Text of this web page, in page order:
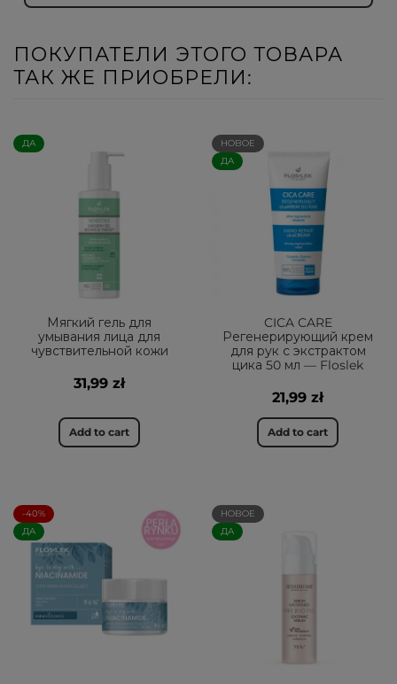
ПОКУПАТЕЛИ ЭТОГО ТОВАРА
ТАК ЖЕ ПРИОБРЕЛИ:
ДА
Мягкий гель для
умывания лица для
чувствительной кожи
31,99 zł
Add to cart
НОВОЕ
ДА
CICA CARE
Регенерирующий крем
для рук с экстрактом
цика 50 мл — Floslek
21,99 zł
Add to cart
-40%
ДА
НОВОЕ
ДА